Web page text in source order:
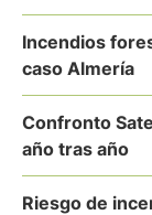
Incendios
caso Almería
Confronto
año tras año
Riesgo de